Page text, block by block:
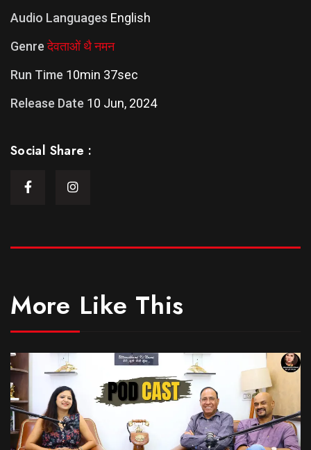
Audio Languages English
Genre देवताओं थै नमन
Run Time 10min 37sec
Release Date 10 Jun, 2024
Social Share :
More Like This